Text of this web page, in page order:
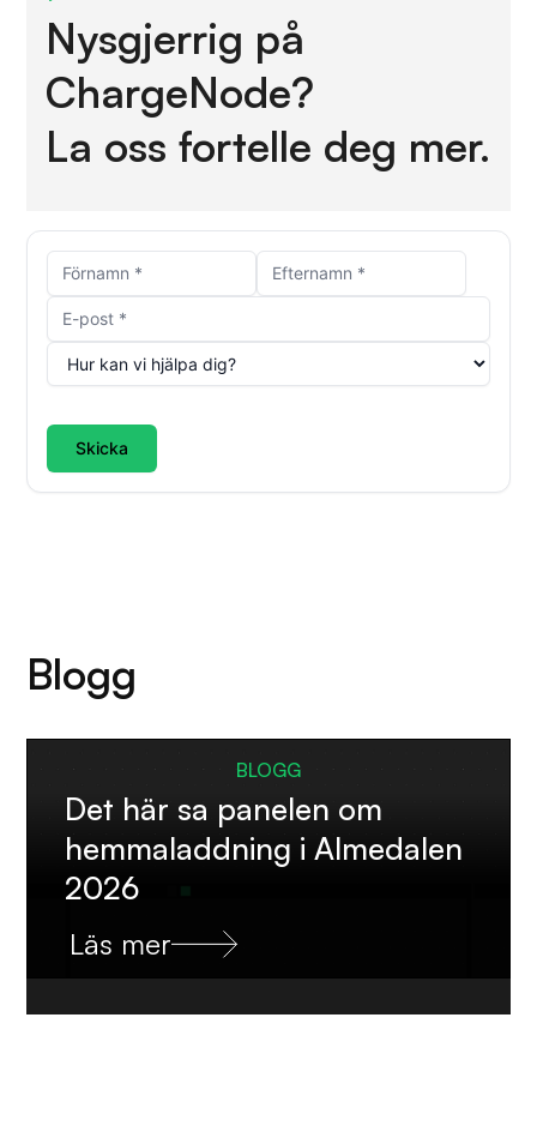
Nysgjerrig på
ChargeNode?
La oss fortelle deg mer.
Skicka
Blogg
BLOGG
Det här sa panelen om
hemmaladdning i Almedalen
2026
Läs mer